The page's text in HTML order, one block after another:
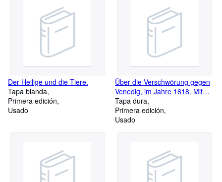
Der Heilige und die Tiere.
Tapa blanda
Primera edición
Usado
Über die Verschwörung gegen
Venedig, im Jahre 1618. Mit
Urkunden aus den Venez.
Archive.
Tapa dura
Primera edición
Usado